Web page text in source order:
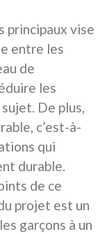
principaux vise
entre les
de
les
De plus,
c’est-à-
qui
durable.
de ce
projet est un
garçons à un